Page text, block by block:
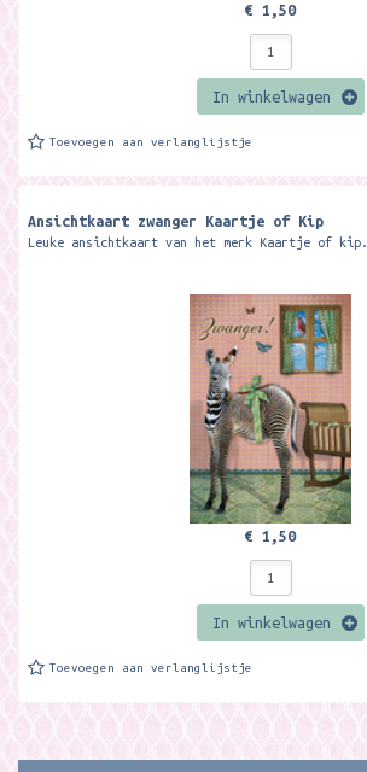
€ 1,50
In winkelwagen
Toevoegen aan verlanglijstje
Ansichtkaart zwanger Kaartje of Kip
Leuke ansichtkaart van het merk Kaartje of kip.
€ 1,50
In winkelwagen
Toevoegen aan verlanglijstje